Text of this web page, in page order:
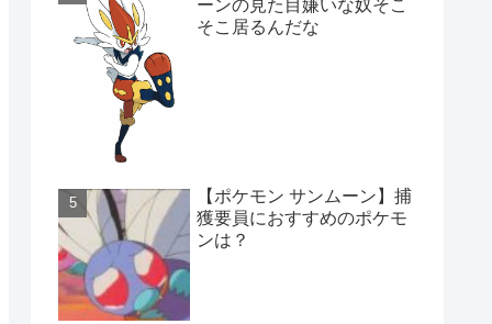
ーンの見た目嫌いな奴そこ
そこ居るんだな
【ポケモン サンムーン】捕
獲要員におすすめのポケモ
ンは？